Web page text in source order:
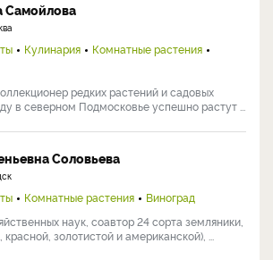
Самойлова
Кулинария
Комнатные растения
редких растений и садовых
в северном Подмосковье успешно растут ...
Соловьева
Комнатные растения
Виноград
наук, соавтор 24 сорта земляники,
золотистой и американской), ...